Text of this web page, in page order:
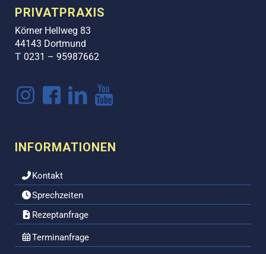
PRIVATPRAXIS
Körner Hellweg 83
44143 Dortmund
T 0231 – 95987662
INFORMATIONEN
Kontakt
Sprechzeiten
Rezeptanfrage
Terminanfrage